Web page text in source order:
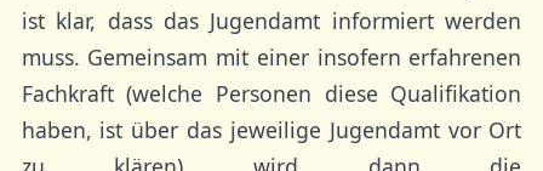
ist klar, dass das Jugendamt informiert werden
muss. Gemeinsam mit einer insofern erfahrenen
Fachkraft (welche Personen diese Qualifikation
haben, ist über das jeweilige Jugendamt vor Ort